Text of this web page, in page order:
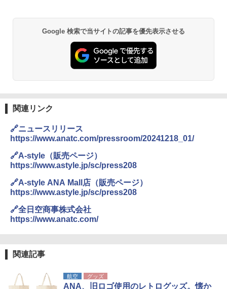
PYKES PEAK (パイクスピーク) 着替えテン
ト プライバシー テント 【中が透けない】 1
人用 折りたたみ 防災グッズ 災害用トイレ ビ
ーチ ピクニック ポップアップテント 携帯 簡
易 トイレテント (グレー)
テント ワンタッチ RENEW 幅200 2-3人用 43
500002(88859)
￥5,999
[キャンパーズコレクション 山善] 傘みたいに
広げるだけ パッとサッとテント ブラックコ
ーティング フルクローズ メッシュ 3-4人用
簡単設置 ポップアップテント エクルベージ
ュ(BC仕様) PATC-150B(EB)
広げるだけ パッとサッとテント キューブワ
イド ブラックコーティング フルクローズ メ
【日本企業販売】超強力クマ対策スプレー 30
0ml（連続噴射30秒）110ml（連続噴射15
秒）射程5～10m 安全ロック搭載 携帯収納袋
付き ヒグマ・イノシシ対策 自治体・教育機
関の購入実績 登山・キャンプ・アウトドア・
GRANDOOR ステンレス保冷剤 2個セット 2
026リニューアル 急速冷凍 空間倍増 衛生的
コンパクト 保冷力長持ち
￥2,980
ポインターライト 強力 小型 緑色/赤色/青紫色
USB充電式 高精度 超長距離照射 長時間使用
可能 安全ロック付き 高安全性 金属製耐久 コ
ンパクト多機能設計 持ち運び便利 アウトド
電動エアーポンプ SUP用 20PSI 電動ポンプ
Google 検索で当サイトの記事を優先表示させる
関連リンク
🔗ニュースリリース
https://www.anatc.com/pressroom/20241218_01/
🔗A-style（販売ページ）
https://www.astyle.jp/sc/press208
🔗A-style ANA Mall店（販売ページ）
https://www.astyle.jp/sc/press208
🔗全日空商事株式会社
https://www.anatc.com/
関連記事
航空 グッズ
ANA、旧ロゴ使用のレトログッズ。懐か